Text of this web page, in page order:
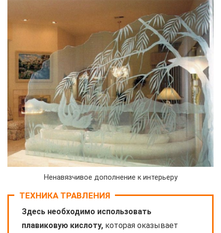
Ненавязчивое дополнение к интерьеру
ТЕХНИКА ТРАВЛЕНИЯ
Здесь необходимо использовать
плавиковую кислоту, которая оказывает